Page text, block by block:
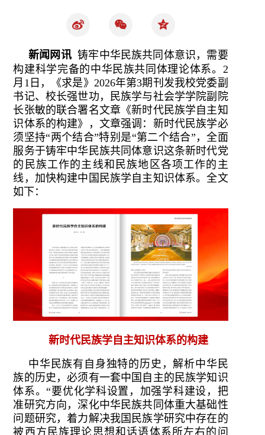
新闻网讯铸牢中华民族共同体意识，需要
构建科学完备的中华民族共同体理论体系。2
月1日，《求是》2026年第3期刊发我校党委副
书记、校长强世功，民族学与社会学学院副院
长张敏的联合署名文章《新时代民族学自主知
识体系的构建》，文章强调：新时代民族学必
须坚持“两个结合”特别是“第二个结合”，全面
服务于铸牢中华民族共同体意识这条新时代党
的民族工作的主线和民族地区各项工作的主
线，加快构建中国民族学自主知识体系。全文
如下：
新时代民族学自主知识体系的构建
中华民族有自身独特的历史，解析中华民
族的历史，必须有一套中国自主的民族学知识
体系。“要优化学科设置，加强学科建设，把
准研究方向，深化中华民族共同体重大基础性
问题研究，着力解决我国民族学研究中存在的
被西方民族理论思想和话语体系所左右的问